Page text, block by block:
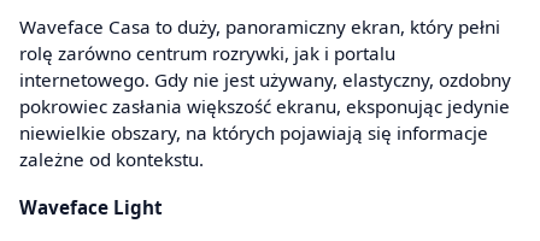
Waveface Casa to duży, panoramiczny ekran, który pełni
rolę zarówno centrum rozrywki, jak i portalu
internetowego. Gdy nie jest używany, elastyczny, ozdobny
pokrowiec zasłania większość ekranu, eksponując jedynie
niewielkie obszary, na których pojawiają się informacje
zależne od kontekstu.
Waveface Light